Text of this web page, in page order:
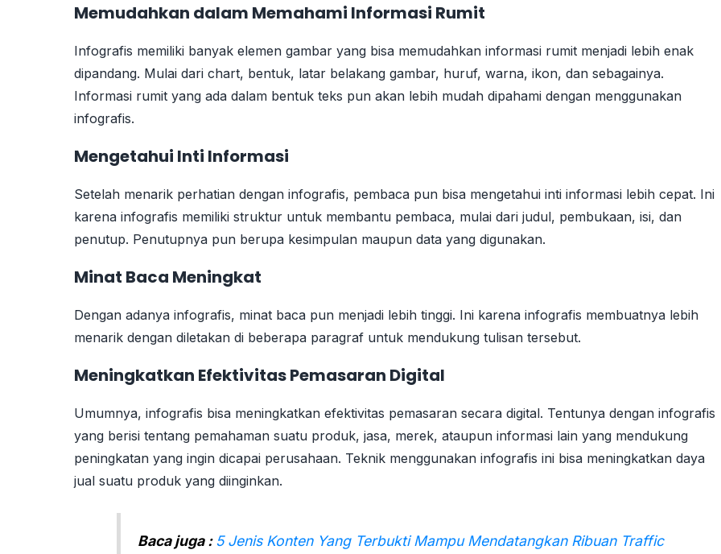
Memudahkan dalam Memahami Informasi Rumit
Infografis memiliki banyak elemen gambar yang bisa memudahkan informasi rumit menjadi lebih enak
dipandang. Mulai dari chart, bentuk, latar belakang gambar, huruf, warna, ikon, dan sebagainya.
Informasi rumit yang ada dalam bentuk teks pun akan lebih mudah dipahami dengan menggunakan
infografis.
Mengetahui Inti Informasi
Setelah menarik perhatian dengan infografis, pembaca pun bisa mengetahui inti informasi lebih cepat. Ini
karena infografis memiliki struktur untuk membantu pembaca, mulai dari judul, pembukaan, isi, dan
penutup. Penutupnya pun berupa kesimpulan maupun data yang digunakan.
Minat Baca Meningkat
Dengan adanya infografis, minat baca pun menjadi lebih tinggi. Ini karena infografis membuatnya lebih
menarik dengan diletakan di beberapa paragraf untuk mendukung tulisan tersebut.
Meningkatkan Efektivitas Pemasaran Digital
Umumnya, infografis bisa meningkatkan efektivitas pemasaran secara digital. Tentunya dengan infografis
yang berisi tentang pemahaman suatu produk, jasa, merek, ataupun informasi lain yang mendukung
peningkatan yang ingin dicapai perusahaan. Teknik menggunakan infografis ini bisa meningkatkan daya
jual suatu produk yang diinginkan.
Baca juga :5 Jenis Konten Yang Terbukti Mampu Mendatangkan Ribuan Traffic